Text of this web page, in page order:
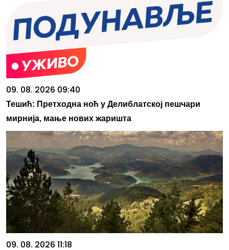
09. 08. 2026 09:40
Тешић: Претходна ноћ у Делиблатској пешчари
мирнија, мање нових жаришта
09. 08. 2026 11:18